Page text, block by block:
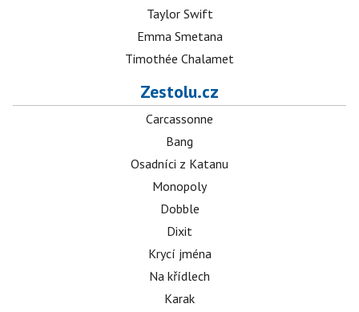
Taylor Swift
Emma Smetana
Timothée Chalamet
Zestolu.cz
Carcassonne
Bang
Osadníci z Katanu
Monopoly
Dobble
Dixit
Krycí jména
Na křídlech
Karak